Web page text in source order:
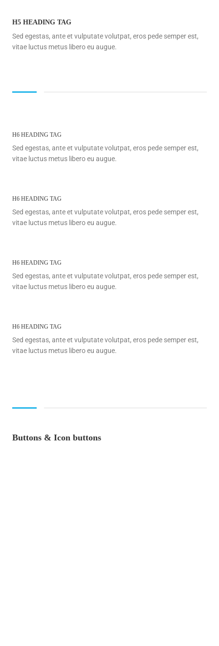
H5 HEADING TAG
Sed egestas, ante et vulputate volutpat, eros pede semper est,
vitae luctus metus libero eu augue.
H6 HEADING TAG
Sed egestas, ante et vulputate volutpat, eros pede semper est,
vitae luctus metus libero eu augue.
H6 HEADING TAG
Sed egestas, ante et vulputate volutpat, eros pede semper est,
vitae luctus metus libero eu augue.
H6 HEADING TAG
Sed egestas, ante et vulputate volutpat, eros pede semper est,
vitae luctus metus libero eu augue.
H6 HEADING TAG
Sed egestas, ante et vulputate volutpat, eros pede semper est,
vitae luctus metus libero eu augue.
Buttons & Icon buttons